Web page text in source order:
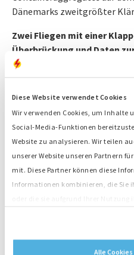
Diese Website verwendet Cookies
Wir verwenden Cookies, um Inhalte
Social-Media-Funktionen
Website zu analysieren. Wir teilen
unserer Website unseren Partnern
mit. Diese Partner können diese
Informationen kombinieren, die Sie
Alle
Dänemarks zweitgrößter
Zwei Fliegen mit einer
Überbrückung und Daten
Neben den funktionalen
geliehene Ausrüstung auch
effizienter, da sie